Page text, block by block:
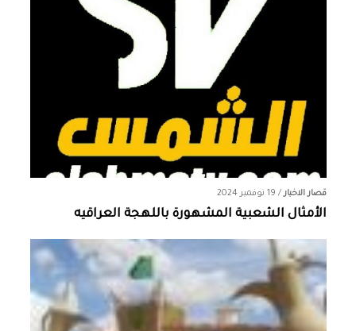
قصار الاخبار/ 19 نوفمبر 2024
الأمثال الشعبية المشهورة باللهجة العراقيه